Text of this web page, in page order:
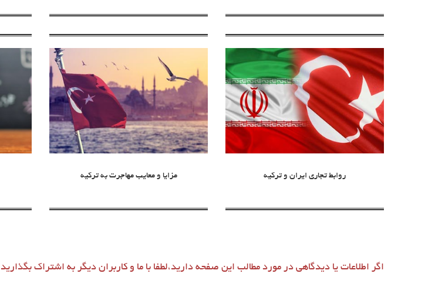
مزایا و معایب مهاجرت به ترکیه روابط تجاری ایران و ترکیه
اگر اطلاعات یا دیدگاهی در مورد مطالب این صفحه دارید،لطفا با ما و کاربران دیگر به اشتراک بگذارید